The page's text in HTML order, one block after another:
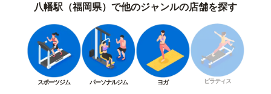
八幡駅（福岡県）で他のジャンルの店舗を探す
スポーツジム パーソナルジム ヨガ ピラティス